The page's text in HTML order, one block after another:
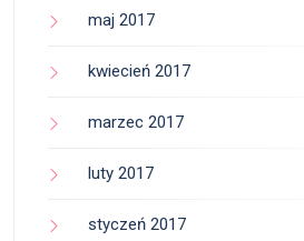
maj 2017
kwiecień 2017
marzec 2017
luty 2017
styczeń 2017